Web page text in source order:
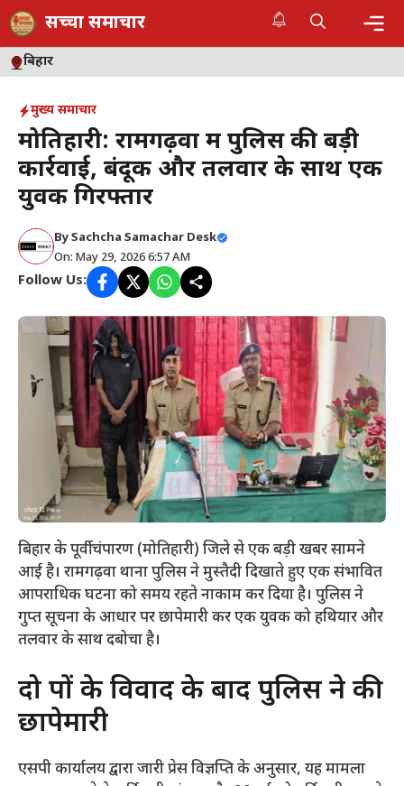
Skip
to
content
सच्चा समाचार
बिहार
मुख्य समाचार
मोतिहारी: रामगढ़वा में पुलिस की बड़ी
कार्रवाई, बंदूक और तलवार के साथ एक
युवक गिरफ्तार
BySachcha Samachar Desk
On: May 29, 2026 6:57 AM
Follow Us:
बिहार के पूर्वी चंपारण (मोतिहारी) जिले से एक बड़ी खबर सामने
आई है। रामगढ़वा थाना पुलिस ने मुस्तैदी दिखाते हुए एक संभावित
आपराधिक घटना को समय रहते नाकाम कर दिया है। पुलिस ने
गुप्त सूचना के आधार पर छापेमारी कर एक युवक को हथियार और
तलवार के साथ दबोचा है।
​दो पक्षों के विवाद के बाद पुलिस ने की
छापेमारी
​एसपी कार्यालय द्वारा जारी प्रेस विज्ञप्ति के अनुसार, यह मामला